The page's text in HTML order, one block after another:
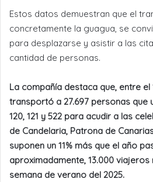
Estos datos demuestran que el
concretamente la guagua, se
para desplazarse y asistir a las
cantidad de personas.
La compañía destaca que, entre el
transportó a 27.697 personas que
120, 121 y 522 para acudir a las
de Candelaria, Patrona de
suponen un 11% más que el año
aproximadamente, 13.000
semana de verano del 2025.